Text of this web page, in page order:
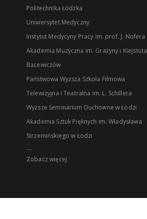
Politechnika Łódzka
Uniwersytet Medyczny
Instytut Medycyny Pracy im. prof. J. Nofera
Akademia Muzyczna im. Grażyny i Kiejstuta
Bacewiczów
Państwowa Wyższa Szkoła Filmowa
Telewizyjna i Teatralna im. L. Schillera
Wyższe Seminarium Duchowne w Łodzi
Akademia Sztuk Pięknych im. Władysława
Strzemińskiego w Łodzi
...
Zobacz więcej